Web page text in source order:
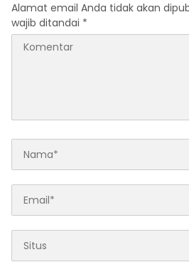
Alamat email Anda tidak akan
wajib ditandai *